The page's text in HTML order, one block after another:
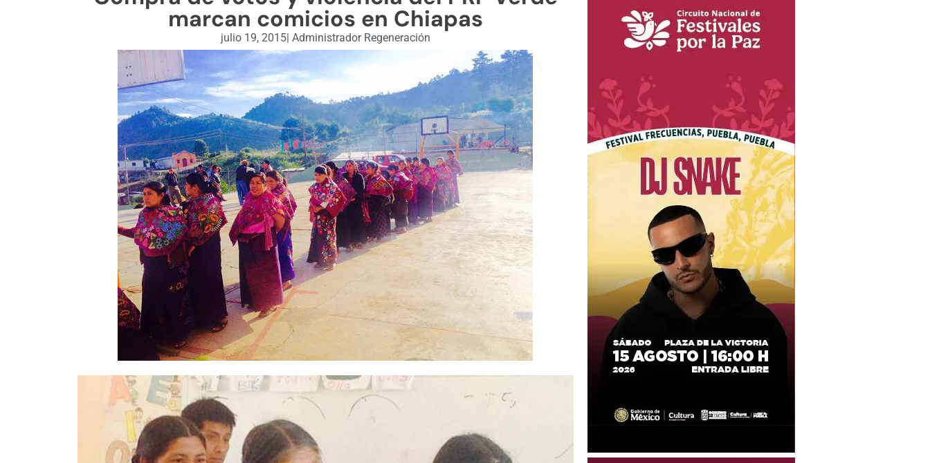
marcan comicios en Chiapas
julio 19, 2015| Administrador Regeneración